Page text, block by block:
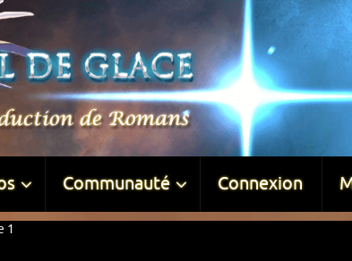
Communauté Connexion
1